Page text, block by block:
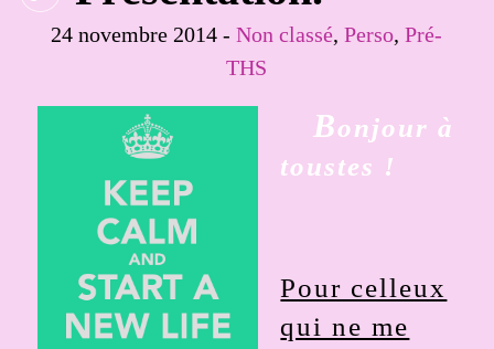
24 novembre 2014 -Non classé,Perso,Pré-
THS
Bonjour à
toustes !
Pour celleux
qui ne me